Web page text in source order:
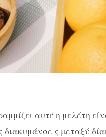
αυτή η μελέτη
διακυμάνσεις μεταξύ